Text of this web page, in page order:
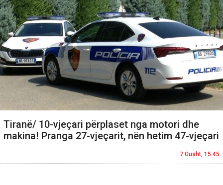
Tiranë/ 10-vjeçari përplaset nga motori dhe
makina! Pranga 27-vjeçarit, nën hetim 47-vjeçari
7 Gusht, 15:45